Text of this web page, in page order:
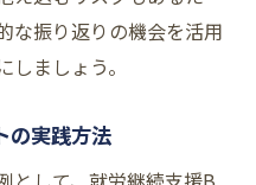
な振り返りの機会を活用
ましょう。
の実践方法